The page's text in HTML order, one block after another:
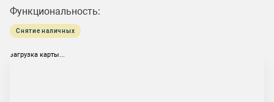
Функциональность:
Снятие наличных
загрузка карты...